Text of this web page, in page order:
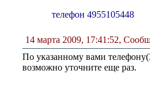
телефон 4955105448
14 марта 2009, 17:41:52,
По указанному вами
возможно уточните еще раз.